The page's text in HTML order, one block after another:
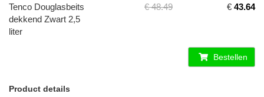
Tenco Douglasbeits
dekkend Zwart 2,5
liter
€ 48.49 € 43.64
Bestellen
Product details